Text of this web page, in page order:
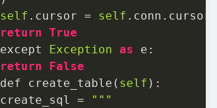
self .cursor = self
return True
except Exception as
return
False
def create_table( self ):
create_sql =
"" "